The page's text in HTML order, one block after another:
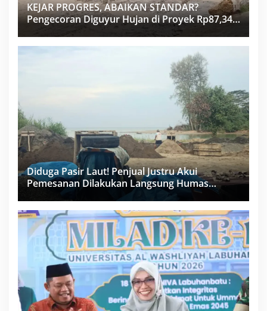
KEJAR PROGRES, ABAIKAN STANDAR?
Pengecoran Diguyur Hujan di Proyek Rp87,34
Miliar Sukma Nias, Konsultan, Pengawas dan
PPK Bungkam
Diduga Pasir Laut! Penjual Justru Akui
Pemesanan Dilakukan Langsung Humas